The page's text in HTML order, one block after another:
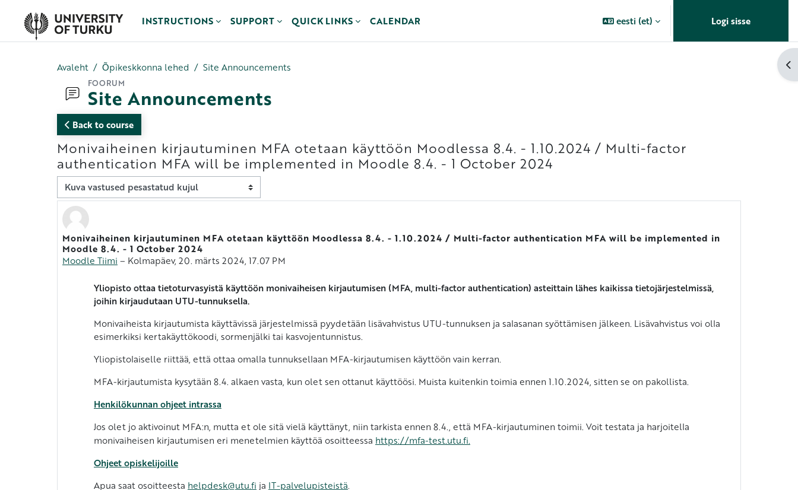
INSTRUCTIONS
SUPPORT QUICK LINKS CALENDAR eesti ‎(et)‎ Logi sisse
Avaleht Õpikeskkonna lehed Site Announcements
FOORUM
Site Announcements
Back to course
Monivaiheinen kirjautuminen MFA otetaan käyttöön Moodlessa 8.4. - 1.10.2024 / Multi-factor
authentication MFA will be implemented in Moodle 8.4. - 1 October 2024
Kuvamisrežiim
Monivaiheinen kirjautuminen MFA otetaan käyttöön Moodlessa 8.4. - 1.10.2024 / Multi-factor authentication MFA will be implemented in
Moodle 8.4. - 1 October 2024
Moodle Tiimi – Kolmapäev, 20. märts 2024, 17.07 PM
Vastuste arv 0
Yliopisto ottaa tietoturvasyistä käyttöön monivaiheisen kirjautumisen (MFA, multi-factor authentication) asteittain lähes kaikissa tietojärjestelmissä,
joihin kirjaudutaan UTU-tunnuksella.
Monivaiheista kirjautumista käyttävissä järjestelmissä pyydetään lisävahvistus UTU-tunnuksen ja salasanan syöttämisen jälkeen. Lisävahvistus voi olla
esimerkiksi kertakäyttökoodi, sormenjälki tai kasvojentunnistus.
Yliopistolaiselle riittää, että ottaa omalla tunnuksellaan MFA-kirjautumisen käyttöön vain kerran.
MFA-kirjautumista kysytään 8.4. alkaen vasta, kun olet sen ottanut käyttöösi. Muista kuitenkin toimia ennen 1.10.2024, sitten se on pakollista.
Henkilökunnan ohjeet intrassa
Jos olet jo aktivoinut MFA:n, mutta et ole sitä vielä käyttänyt, niin tarkista ennen 8.4., että MFA-kirjautuminen toimii. Voit testata ja harjoitella
monivaiheisen kirjautumisen eri menetelmien käyttöä osoitteessa https://mfa-test.utu.fi.
Ohjeet opiskelijoille
Apua saat osoitteesta helpdesk@utu.fi ja IT-palvelupisteistä.